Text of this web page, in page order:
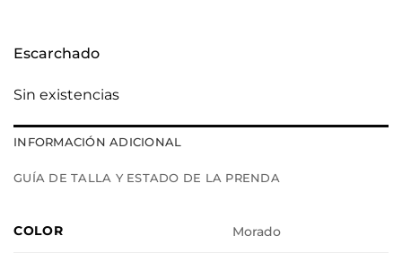
Escarchado
Sin existencias
INFORMACIÓN ADICIONAL
GUÍA DE TALLA Y ESTADO DE LA PRENDA
COLOR Morado